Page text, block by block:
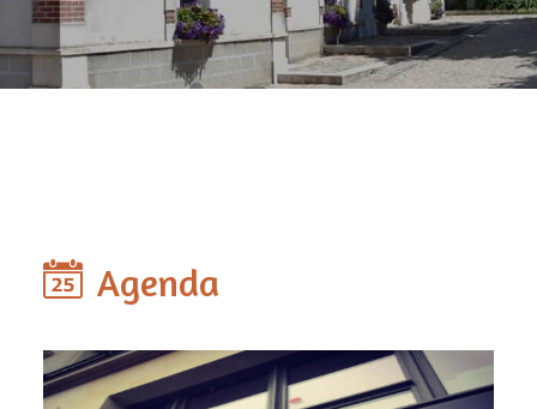
Agenda